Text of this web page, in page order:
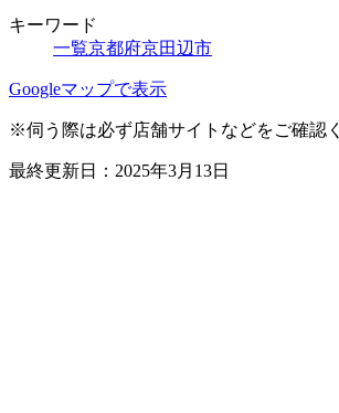
キーワード
一覧京都府京田辺市
ココス京田辺店
Googleマップで表示
※伺う際は必ず店舗サイトなどをご確認
最終更新日：2025年3月13日